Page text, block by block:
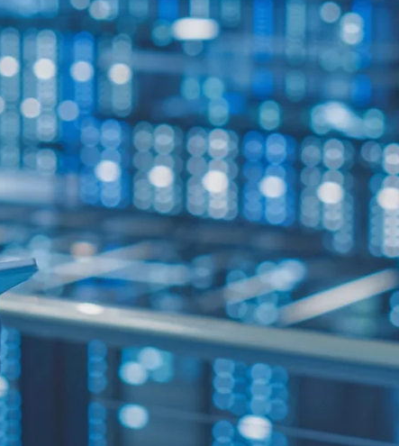
하며, 믿음과 신뢰를 바탕으로 지
가치를 바탕으로 우리는 고객들에